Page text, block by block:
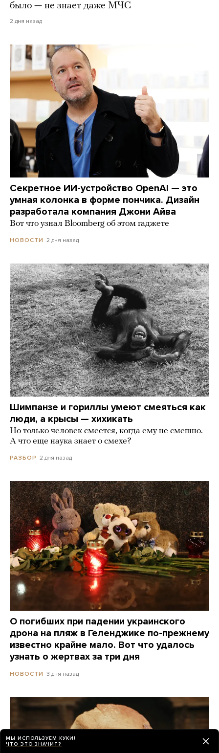
было — не знает даже МЧС
2 дня назад
Секретное ИИ-устройство OpenAI — это
умная колонка в форме пончика. Дизайн
разработала компания Джони Айва
Вот что узнал Bloomberg об этом гаджете
НОВОСТИ 2 дня назад
Шимпанзе и гориллы умеют смеяться как
люди, а крысы — хихикать
Но только человек смеется, когда ему не смешно.
А что еще наука знает о смехе?
РАЗБОР 2 дня назад
О погибших при падении украинского
дрона на пляж в Геленджике по-прежнему
известно крайне мало. Вот что удалось
узнать о жертвах за три дня
НОВОСТИ 3 дня назад
МЫ ИСПОЛЬЗУЕМ КУКИ!
ЧТО ЭТО ЗНАЧИТ?